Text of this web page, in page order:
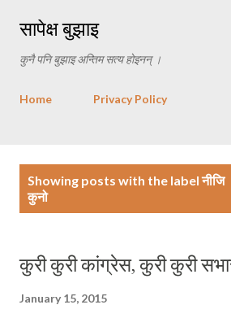
सापेक्ष बुझाइ
कुनै पनि बुझाइ अन्तिम सत्य होइनन् ।
Home Privacy Policy
Showing posts with the labelनीजि
कुनो
कुरी कुरी कांग्रेस, कुरी कुरी
January 15, 2015